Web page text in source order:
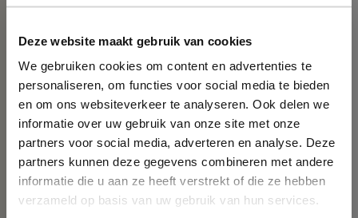
Deze website maakt gebruik van cookies
We gebruiken cookies om content en advertenties te
personaliseren, om functies voor social media te bieden
en om ons websiteverkeer te analyseren. Ook delen we
informatie over uw gebruik van onze site met onze
partners voor social media, adverteren en analyse. Deze
partners kunnen deze gegevens combineren met andere
informatie die u aan ze heeft verstrekt of die ze hebben
verzameld op basis van uw gebruik van hun services.
eyecatcher echt tot leven komt! Het
rondom voorzien van een sterk aluminium
krijgt het kunstwerk een zwevend effect.
Doordat het profiel op 5cm uit de rand
wordt verlijmd, is het vanaf de zijkant niet
zichtbaar. Het achterprofiel zorgt tevens
voor extra stabiliteit en voorkomt dat het
paneel krom kan trekken.
PLEXIGLAS 5MM:
EERSTE ORDER?
Schrijf je in voor onze nieuwsbrief.
NAAM (VEREIST)
Voornaam
Achternaam